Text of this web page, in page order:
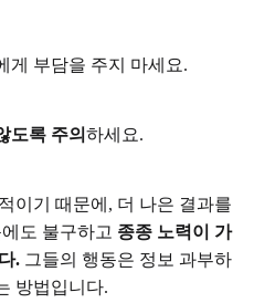
게 부담을 주지 마세요.
도록 주의 하세요.
이기 때문에, 더 나은 결과를
도 불구하고 종종 노력이 가
. 그들의 행동은 정보 과부하
방법입니다.